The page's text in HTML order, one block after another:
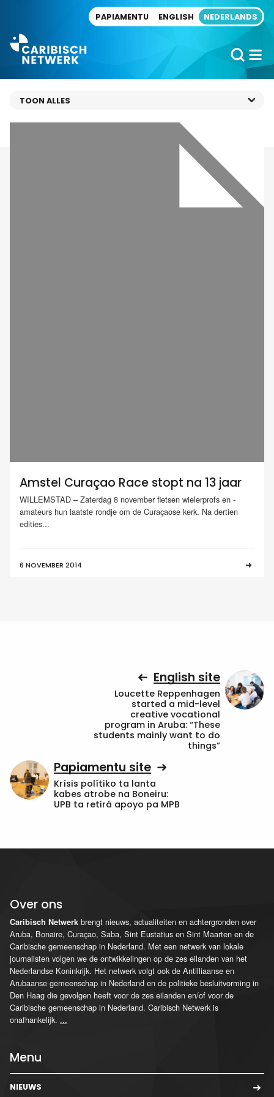
PAPIAMENTU ENGLISH NEDERLANDS
Amstel Curaçao Race stopt na 13 jaar
WILLEMSTAD – Zaterdag 8 november fietsen wielerprofs en -
amateurs hun laatste rondje om de Curaçaose kerk. Na dertien
edities...
6 NOVEMBER 2014
English site
Loucette Reppenhagen
started a mid-level
creative vocational
program in Aruba: “These
students mainly want to do
things”
Papiamentu site
Krísis polítiko ta lanta
kabes atrobe na Boneiru:
UPB ta retirá apoyo pa MPB
Over ons
Caribisch Netwerk brengt nieuws, actualiteiten en achtergronden over
Aruba, Bonaire, Curaçao, Saba, Sint Eustatius en Sint Maarten en de
Caribische gemeenschap in Nederland. Met een netwerk van lokale
journalisten volgen we de ontwikkelingen op de zes eilanden van het
Nederlandse Koninkrijk. Het netwerk volgt ook de Antilliaanse en
Arubaanse gemeenschap in Nederland en de politieke besluitvorming in
Den Haag die gevolgen heeft voor de zes eilanden en/of voor de
Caribische gemeenschap in Nederland. Caribisch Netwerk is
onafhankelijk. ...
Menu
NIEUWS